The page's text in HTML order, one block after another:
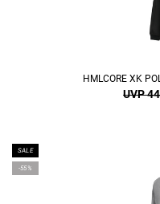
HMLCORE XK
UVP
SALE
-55%